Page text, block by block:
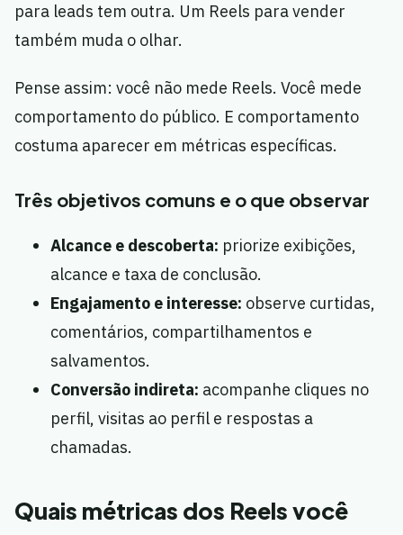
para leads tem outra. Um Reels para vender
também muda o olhar.
Pense assim: você não mede Reels. Você mede
comportamento do público. E comportamento
costuma aparecer em métricas específicas.
Três objetivos comuns e o que observar
Alcance e descoberta: priorize exibições,
alcance e taxa de conclusão.
Engajamento e interesse: observe curtidas,
comentários, compartilhamentos e
salvamentos.
Conversão indireta: acompanhe cliques no
perfil, visitas ao perfil e respostas a
chamadas.
Quais métricas dos Reels você